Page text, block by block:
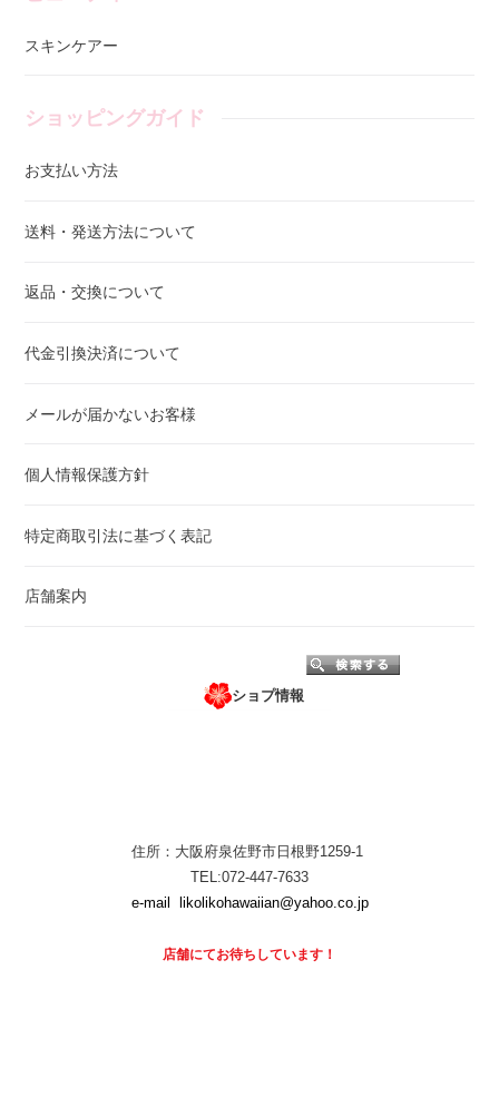
スキンケアー
ショッピングガイド
お支払い方法
送料・発送方法について
返品・交換について
代金引換決済について
メールが届かないお客様
個人情報保護方針
特定商取引法に基づく表記
店舗案内
ショプ情報
住所：大阪府泉佐野市日根野1259-1
TEL:072-447-7633
e-mail
likolikohawaiian@yahoo.co.jp
店舗にてお待ちしています！